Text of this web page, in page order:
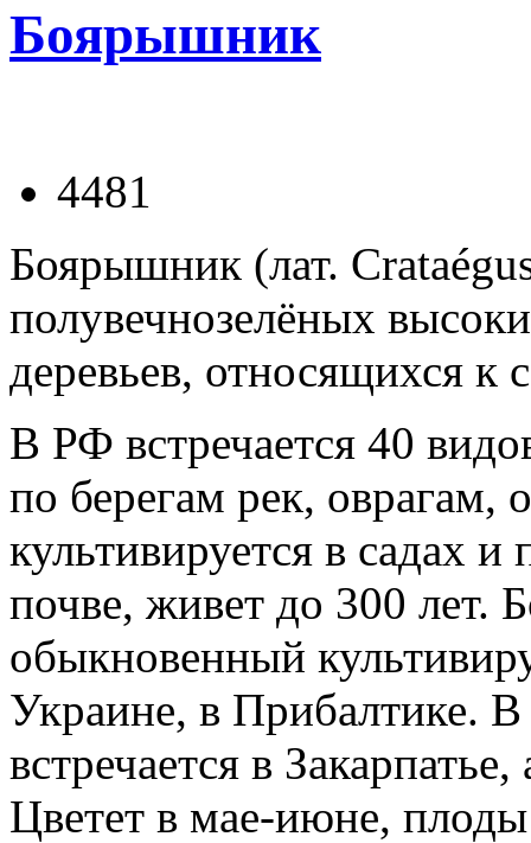
Боярышник
4481
Боярышник (лат.
полувечнозелёных
деревьев, относящихся к
В РФ встречается 40
по берегам рек, оврагам,
культивируется в садах
почве, живет до 300
обыкновенный
Украине, в Прибалтике.
встречается в
Цветет в мае-июне, плоды